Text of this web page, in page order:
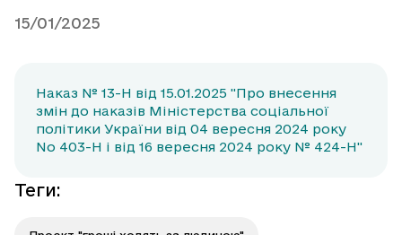
15/01/2025
Наказ № 13-Н від 15.01.2025 "Про внесення
змін до наказів Міністерства соціальної
політики України від 04 вересня 2024 року
No 403-Н і від 16 вересня 2024 року № 424-Н"
Теги: